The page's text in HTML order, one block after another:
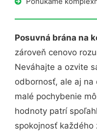
Posuvná brána na
zároveň cenovo
Neváhajte a ozvite
odbornosť, ale aj na
malé pochybenie
hodnoty patrí
spokojnosť každého